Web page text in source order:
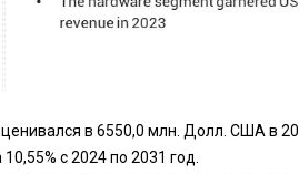
в 6550,0 млн. Долл. США в
с 2024 по 2031 год.